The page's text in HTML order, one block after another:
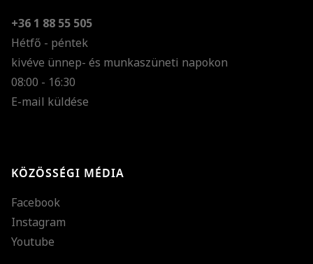
+36 1 88 55 505
Hétfő - péntek
kivéve ünnep- és munkaszüneti napokon
08:00 - 16:30
E-mail küldése
KÖZÖSSÉGI MÉDIA
Facebook
Instagram
Youtube